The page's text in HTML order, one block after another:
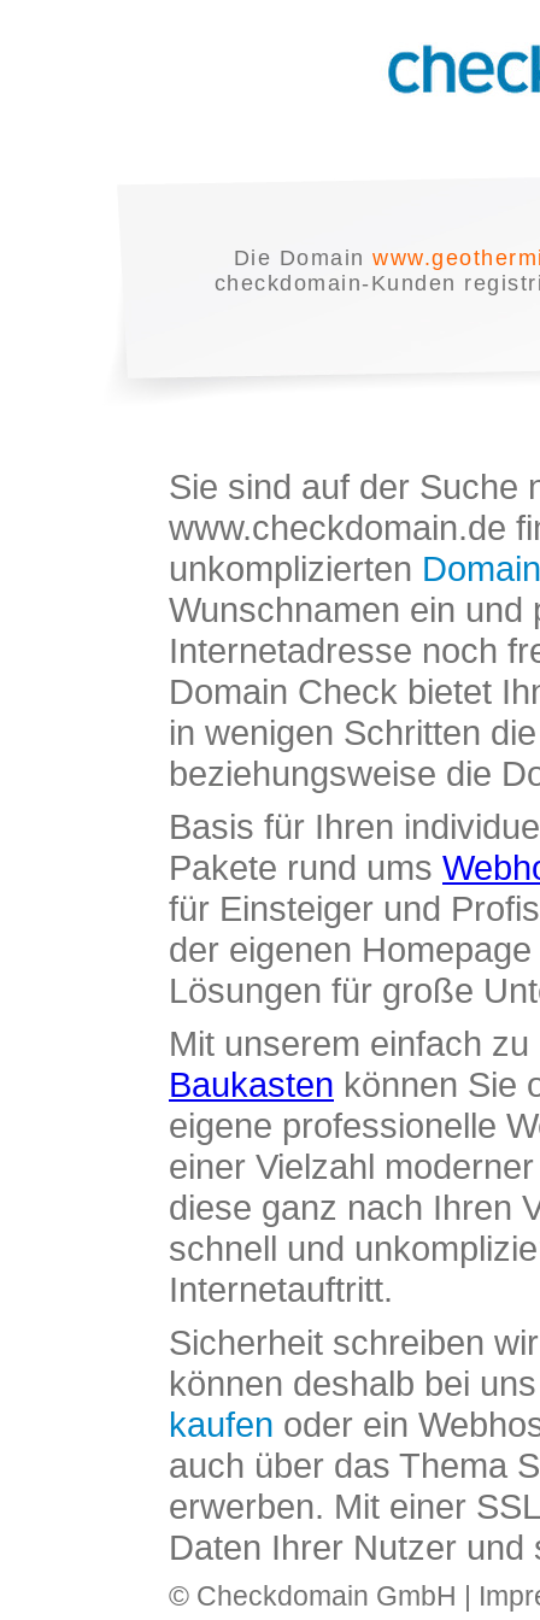
Die Domain
checkdomain-Kunden
Sie sind auf der Suche
www.checkdomain.de
unkomplizierten
Wunschnamen ein und
Internetadresse noch
Domain Check bietet
in wenigen Schritten
beziehungsweise die
Basis für Ihren
Pakete rund ums
für Einsteiger und
der eigenen
Lösungen für große
Mit unserem einfach
Baukasten können Sie
eigene professionelle
einer Vielzahl
diese ganz nach Ihren
schnell und
Internetauftritt.
Sicherheit schreiben
können deshalb bei
kaufen oder ein
auch über das Thema
erwerben. Mit einer
Daten Ihrer Nutzer und
© Checkdomain GmbH |